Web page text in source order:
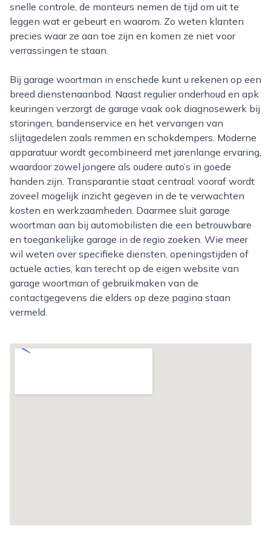
snelle controle, de monteurs nemen de tijd om uit te
leggen wat er gebeurt en waarom. Zo weten klanten
precies waar ze aan toe zijn en komen ze niet voor
verrassingen te staan.
Bij garage woortman in enschede kunt u rekenen op een
breed dienstenaanbod. Naast regulier onderhoud en apk
keuringen verzorgt de garage vaak ook diagnosewerk bij
storingen, bandenservice en het vervangen van
slijtagedelen zoals remmen en schokdempers. Moderne
apparatuur wordt gecombineerd met jarenlange ervaring,
waardoor zowel jongere als oudere auto’s in goede
handen zijn. Transparantie staat centraal: vooraf wordt
zoveel mogelijk inzicht gegeven in de te verwachten
kosten en werkzaamheden. Daarmee sluit garage
woortman aan bij automobilisten die een betrouwbare
en toegankelijke garage in de regio zoeken. Wie meer
wil weten over specifieke diensten, openingstijden of
actuele acties, kan terecht op de eigen website van
garage woortman of gebruikmaken van de
contactgegevens die elders op deze pagina staan
vermeld.